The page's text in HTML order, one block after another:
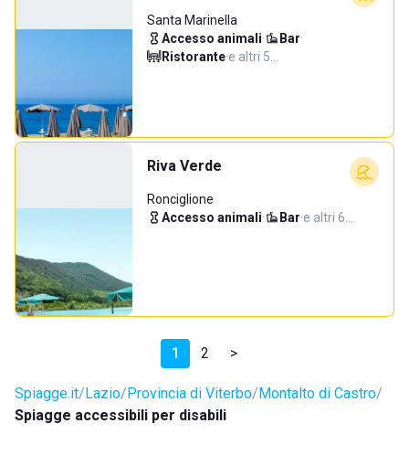
Santa Marinella
Accesso animali· Bar·
Ristorante·e altri 5…
Riva Verde
Ronciglione
Accesso animali· Bar·e altri 6…
1 2 >
Spiagge.it Lazio Provincia di Viterbo Montalto di Castro
Spiagge accessibili per disabili